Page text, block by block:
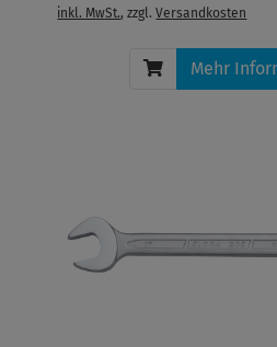
inkl. MwSt., zzgl.Versandkosten
Mehr